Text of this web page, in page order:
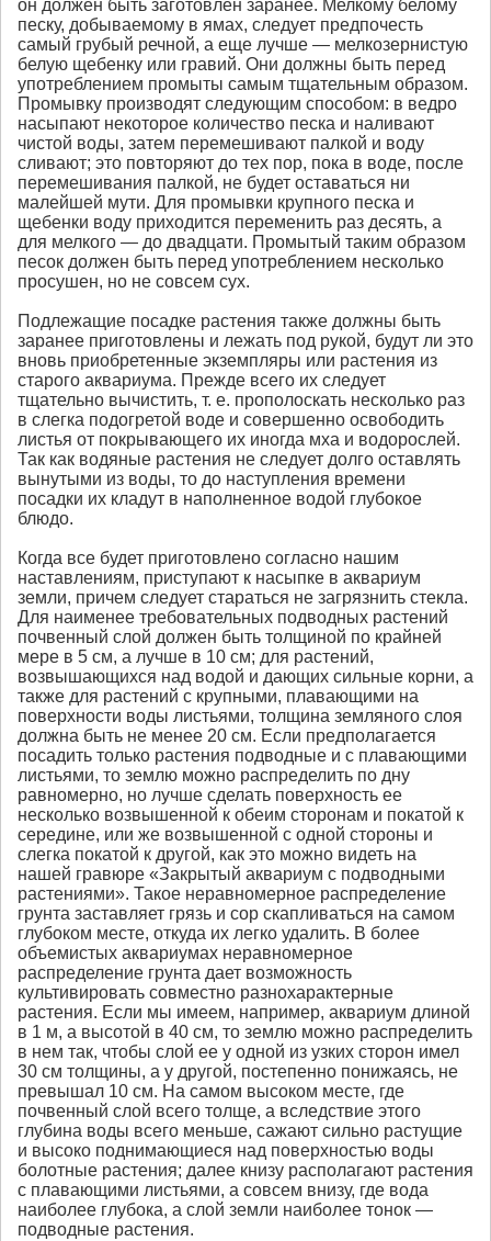
он должен быть заготовлен заранее. Мелкому белому
песку, добываемому в ямах, следует предпочесть
самый грубый речной, а еще лучше — мелкозернистую
белую щебенку или гравий. Они должны быть перед
употреблением промыты самым тщательным образом.
Промывку производят следующим способом: в ведро
насыпают некоторое количество песка и наливают
чистой воды, затем перемешивают палкой и воду
сливают; это повторяют до тех пор, пока в воде, после
перемешивания палкой, не будет оставаться ни
малейшей мути. Для промывки крупного песка и
щебенки воду приходится переменить раз десять, а
для мелкого — до двадцати. Промытый таким образом
песок должен быть перед употреблением несколько
просушен, но не совсем сух.
Подлежащие посадке растения также должны быть
заранее приготовлены и лежать под рукой, будут ли это
вновь приобретенные экземпляры или растения из
старого аквариума. Прежде всего их следует
тщательно вычистить, т. е. прополоскать несколько раз
в слегка подогретой воде и совершенно освободить
листья от покрывающего их иногда мха и водорослей.
Так как водяные растения не следует долго оставлять
вынутыми из воды, то до наступления времени
посадки их кладут в наполненное водой глубокое
блюдо.
Когда все будет приготовлено согласно нашим
наставлениям, приступают к насыпке в аквариум
земли, причем следует стараться не загрязнить стекла.
Для наименее требовательных подводных растений
почвенный слой должен быть толщиной по крайней
мере в 5 см, а лучше в 10 см; для растений,
возвышающихся над водой и дающих сильные корни, а
также для растений с крупными, плавающими на
поверхности воды листьями, толщина земляного слоя
должна быть не менее 20 см. Если предполагается
посадить только растения подводные и с плавающими
листьями, то землю можно распределить по дну
равномерно, но лучше сделать поверхность ее
несколько возвышенной к обеим сторонам и покатой к
середине, или же возвышенной с одной стороны и
слегка покатой к другой, как это можно видеть на
нашей гравюре «Закрытый аквариум с подводными
растениями». Такое неравномерное распределение
грунта заставляет грязь и сор скапливаться на самом
глубоком месте, откуда их легко удалить. В более
объемистых аквариумах неравномерное
распределение грунта дает возможность
культивировать совместно разнохарактерные
растения. Если мы имеем, например, аквариум длиной
в 1 м, а высотой в 40 см, то землю можно распределить
в нем так, чтобы слой ее у одной из узких сторон имел
30 см толщины, а у другой, постепенно понижаясь, не
превышал 10 см. На самом высоком месте, где
почвенный слой всего толще, а вследствие этого
глубина воды всего меньше, сажают сильно растущие
и высоко поднимающиеся над поверхностью воды
болотные растения; далее книзу располагают растения
с плавающими листьями, а совсем внизу, где вода
наиболее глубока, а слой земли наиболее тонок —
подводные растения.